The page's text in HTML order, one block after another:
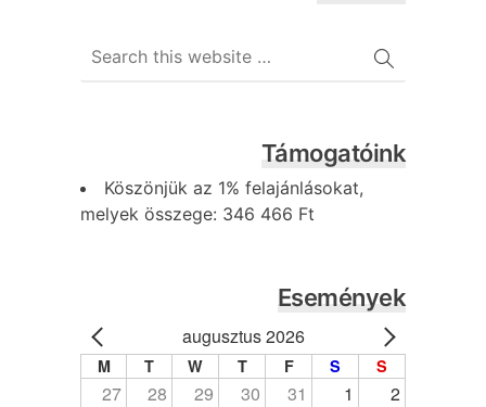
Támogatóink
Köszönjük az 1% felajánlásokat,
melyek összege: 346 466 Ft
Események
augusztus 2026
M T W T F S S
27 28 29 30 31 1 2